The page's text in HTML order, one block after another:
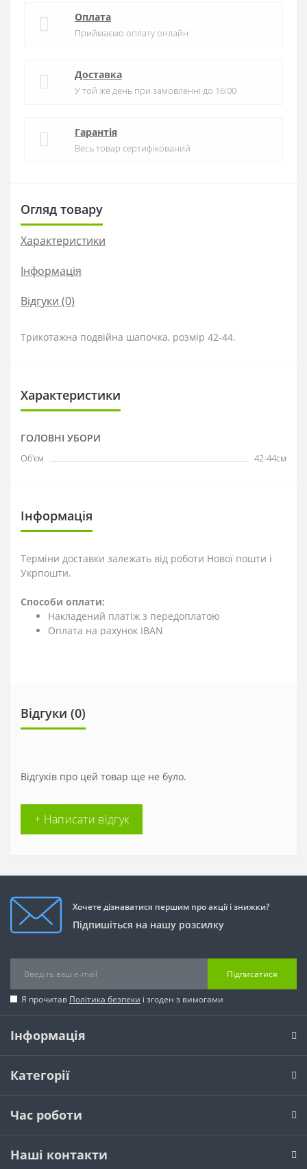
Оплата
Приймаємо оплату онлайн
Доставка
У той же день при замовленні до 16:00
Гарантія
Весь товар сертифікований
Огляд товару
Характеристики
Інформація
Відгуки (0)
Трикотажна подвійна шапочка, розмір 42-44.
Характеристики
ГОЛОВНІ УБОРИ
Об'єм 42-44см
Інформація
Терміни доставки залежать від роботи Нової пошти і
Укрпошти.
Способи оплати:
Накладений платіж з передоплатою
Оплата на рахунок IBAN
Відгуки (0)
Відгуків про цей товар ще не було.
+ Написати відгук
Хочете дізнаватися першим про акції і знижки?
Підпишіться на нашу розсилку
Підписатися
Я прочитав Політика безпеки і згоден з вимогами
Інформація
Категорії
Час роботи
Наші контакти